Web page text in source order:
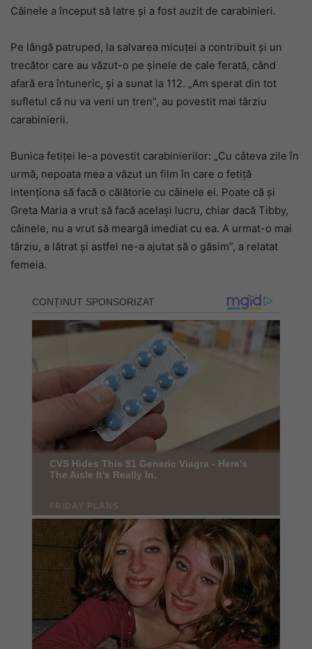
Câinele a început să latre și a fost auzit de carabinieri.
Pe lângă patruped, la salvarea micuței a contribuit și un
trecător care au văzut-o pe șinele de cale ferată, când
afară era întuneric, și a sunat la 112. „Am sperat din tot
sufletul că nu va veni un tren”, au povestit mai târziu
carabinierii.
Bunica fetiței le-a povestit carabinierilor: „Cu câteva zile în
urmă, nepoata mea a văzut un film în care o fetiță
intenționa să facă o călătorie cu câinele ei. Poate că și
Greta Maria a vrut să facă același lucru, chiar dacă Tibby,
câinele, nu a vrut să meargă imediat cu ea. A urmat-o mai
târziu, a lătrat și astfel ne-a ajutat să o găsim”, a relatat
femeia.